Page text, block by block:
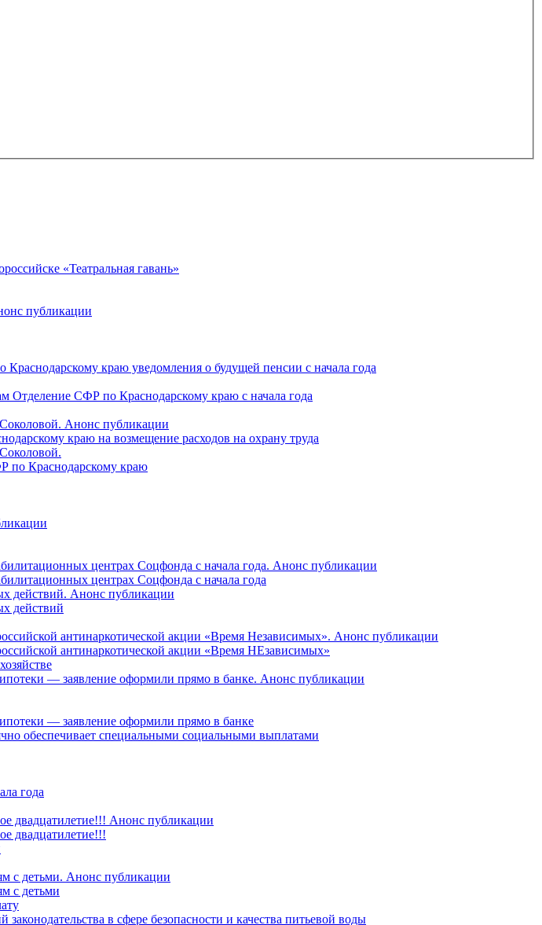
«Театральная гавань»
публикации
краю уведомления о будущей пенсии с начала года
Отделение СФР по Краснодарскому краю с начала года
Анонс публикации
краю на возмещение расходов на охрану труда
по Краснодарскому краю
центрах Соцфонда с начала года. Анонс публикации
центрах Соцфонда с начала года
действий. Анонс публикации
действий
антинаркотической акции «Время Независимых». Анонс публикации
антинаркотической акции «Время НЕзависимых»
— заявление оформили прямо в банке. Анонс публикации
— заявление оформили прямо в банке
обеспечивает специальными социальными выплатами
года
двадцатилетие!!! Анонс публикации
двадцатилетие!!!
с детьми. Анонс публикации
с детьми
в сфере безопасности и качества питьевой воды